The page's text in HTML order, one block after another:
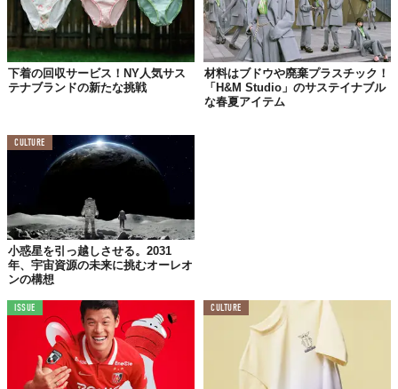
ールは以下のとおり。
より詳細な情報を知りたい方は 公式サイトを、またリペアイベン
トの予約はこちらをチェックだ！
■10月26日～27日 12〜18時
パタゴニア サーフ大阪／アウトレット
DIEZ Cafё
■10月30日 10〜16時
ジャックオーシャンスポーツ
■11月2日～3日 10〜16時
パタゴニア サーフ千葉／アウトレット
■11月5日 12〜18時
パタゴニア サーフ東京／アウトレット
■ 11月6日 10〜16時
パタゴニア 鎌倉
下着の回収サービス！NY人気サス
テナブランドの新たな挑戦
材料はブドウや廃棄プラスチック！
「H&M Studio」のサステイナブル
な春夏アイテム
CULTURE
小惑星を引っ越しさせる。2031
年、宇宙資源の未来に挑むオーレオ
ンの構想
ISSUE CULTURE